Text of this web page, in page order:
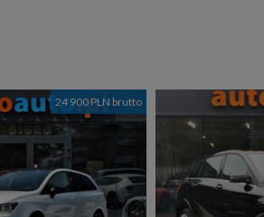
24 900 PLN brutto